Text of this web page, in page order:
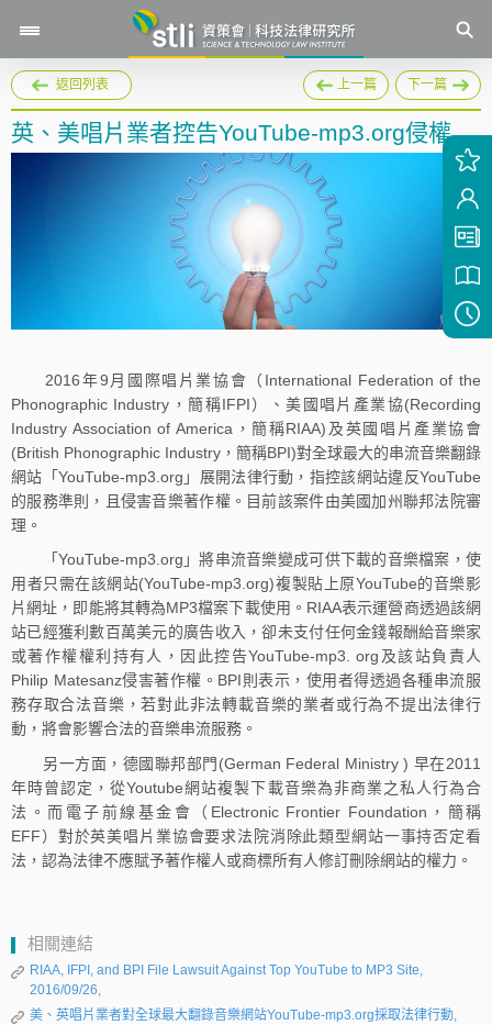
返回列表 上一篇 下一篇
英、美唱片業者控告YouTube-mp3.org侵權
2016年9月國際唱片業協會（International Federation of the
Phonographic Industry，簡稱IFPI）、美國唱片產業協(Recording
Industry Association of America，簡稱RIAA)及英國唱片產業協會
(British Phonographic Industry，簡稱BPI)對全球最大的串流音樂翻錄
網站「YouTube-mp3.org」展開法律行動，指控該網站違反YouTube
的服務準則，且侵害音樂著作權。目前該案件由美國加州聯邦法院審
理。
「YouTube-mp3.org」將串流音樂變成可供下載的音樂檔案，使
用者只需在該網站(YouTube-mp3.org)複製貼上原YouTube的音樂影
片網址，即能將其轉為MP3檔案下載使用。RIAA表示運營商透過該網
站已經獲利數百萬美元的廣告收入，卻未支付任何金錢報酬給音樂家
或著作權權利持有人，因此控告YouTube-mp3. org及該站負責人
Philip Matesanz侵害著作權。BPI則表示，使用者得透過各種串流服
務存取合法音樂，若對此非法轉載音樂的業者或行為不提出法律行
動，將會影響合法的音樂串流服務。
另一方面，德國聯邦部門(German Federal Ministry ) 早在2011
年時曾認定，從Youtube網站複製下載音樂為非商業之私人行為合
法。而電子前線基金會（Electronic Frontier Foundation，簡稱
EFF）對於英美唱片業協會要求法院消除此類型網站一事持否定看
法，認為法律不應賦予著作權人或商標所有人修訂刪除網站的權力。
相關連結
RIAA, IFPI, and BPI File Lawsuit Against Top YouTube to MP3 Site,
2016/09/26,
美、英唱片業者對全球最大翻錄音樂網站YouTube-mp3.org採取法律行動,